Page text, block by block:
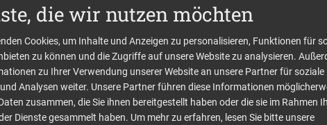
die wir nutzen möchten
Cookies, um Inhalte und Anzeigen zu personalisieren, Funktionen für
zu können und die Zugriffe auf unsere Website zu analysieren.
zu Ihrer Verwendung unserer Website an unsere Partner für soziale
Analysen weiter. Unsere Partner führen diese Informationen
zusammen, die Sie ihnen bereitgestellt haben oder die sie im Rahmen
Dienste gesammelt haben. Um mehr zu erfahren, lesen Sie bitte unsere